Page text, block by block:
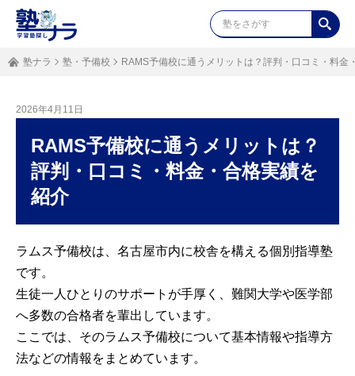
塾ナラ 塾・予備校 RAMS予備校に通うメリットは？評判・口コミ・料金
2026年4月11日
RAMS予備校に通うメリットは？
評判・口コミ・料金・合格実績を
紹介
ラムス予備校は、名古屋市内に校舎を構える個別指導塾
です。
生徒一人ひとりのサポートが手厚く、難関大学や医学部
へ多数の合格者を輩出しています。
ここでは、そのラムス予備校について基本情報や指導方
法などの情報をまとめています。